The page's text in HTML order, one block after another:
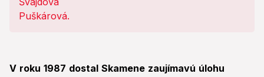
V roku 1987 dostal Skamene zaujímavú úlohu